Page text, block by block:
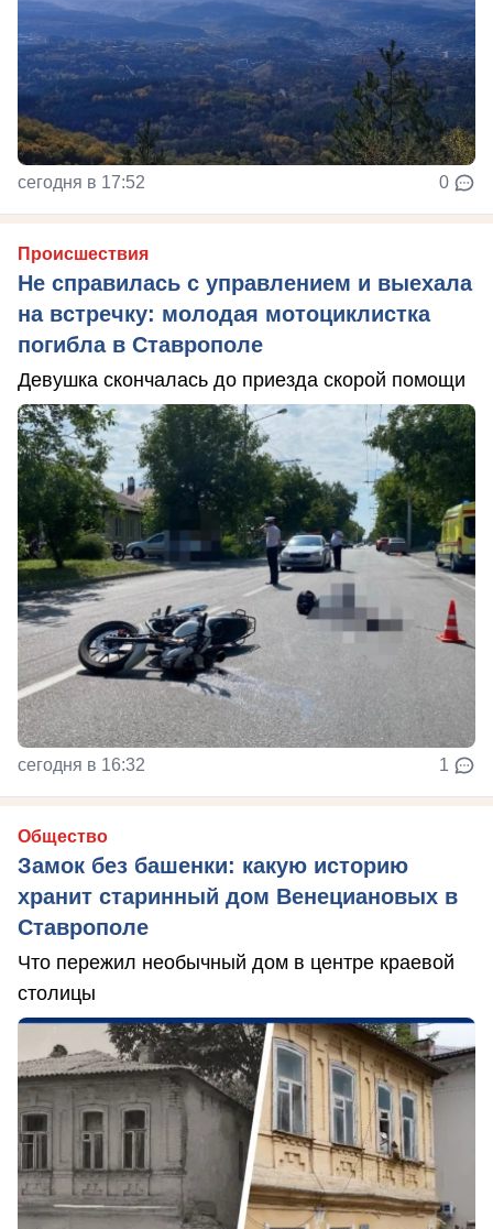
сегодня в 17:52 0
Происшествия
Не справилась с управлением и выехала
на встречку: молодая мотоциклистка
погибла в Ставрополе
Девушка скончалась до приезда скорой помощи
сегодня в 16:32 1
Общество
Замок без башенки: какую историю
хранит старинный дом Венециановых в
Ставрополе
Что пережил необычный дом в центре краевой
столицы